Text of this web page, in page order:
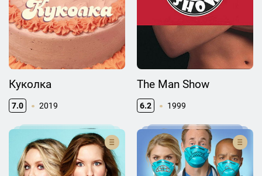
Куколка
7.0 2019
The Man Show
6.2 1999